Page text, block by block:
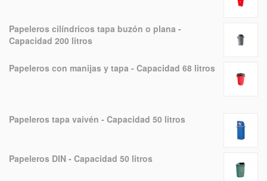
Papeleros cilíndricos tapa buzón o plana -
Capacidad 200 litros
Papeleros con manijas y tapa - Capacidad 68 litros
Papeleros tapa vaivén - Capacidad 50 litros
Papeleros DIN - Capacidad 50 litros